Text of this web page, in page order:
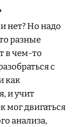
нет? Но надо
разные
в чем-то
с
как
и учит
мог двигаться
анализа,